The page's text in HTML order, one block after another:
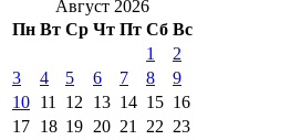
Август 2026
Пн Вт Ср Чт Пт Сб Вс
1
2
3
4 5 6 7 8
9
10 11 12 13 14 15 16
17 18 19 20 21 22 23